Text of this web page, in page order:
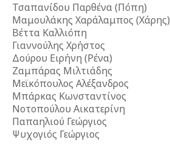
Τσαπανίδου Παρθένα (Πόπη)
Μαμουλάκης Χαράλαμπος (Χάρης)
Βέττα Καλλιόπη
Γιαννούλης Χρήστος
Δούρου Ειρήνη (Ρένα)
Ζαμπάρας Μιλτιάδης
Μεϊκόπουλος Αλέξανδρος
Μπάρκας Κωνσταντίνος
Νοτοπούλου Αικατερίνη
Παπαηλιού Γεώργιος
Ψυχογιός Γεώργιος